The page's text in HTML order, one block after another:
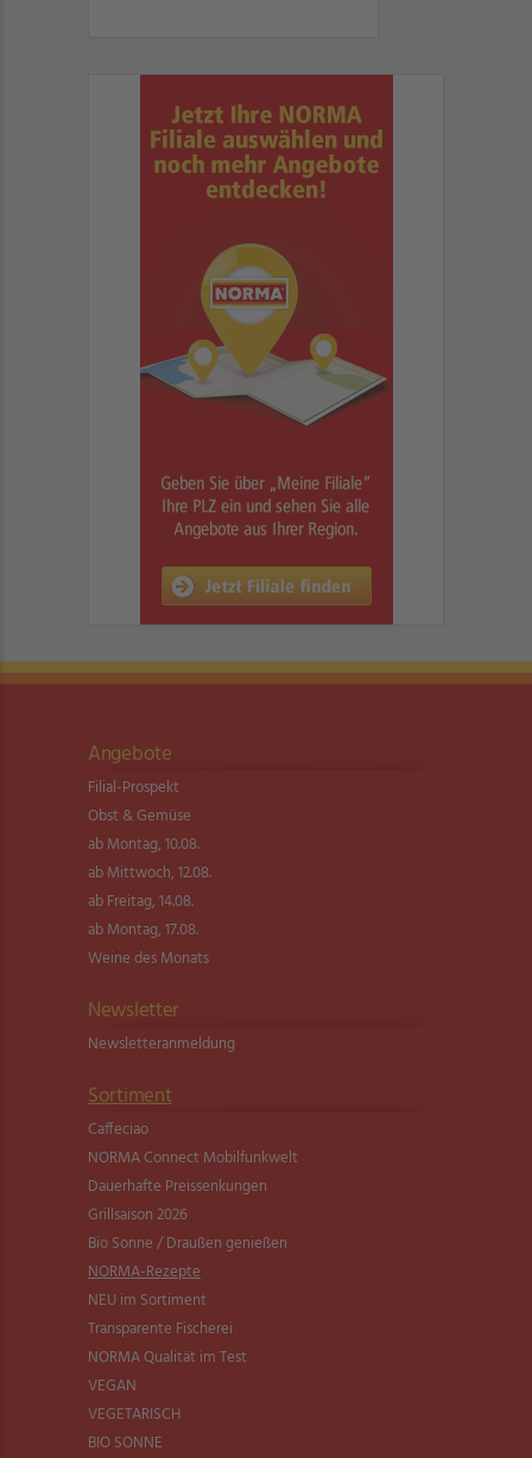
Angebote
Filial-Prospekt
Obst & Gemüse
ab Montag, 10.08.
ab Mittwoch, 12.08.
ab Freitag, 14.08.
ab Montag, 17.08.
Weine des Monats
Newsletter
Newsletter­anmeldung
Sortiment
Caffeciao
NORMA Connect Mobilfunkwelt
Dauerhafte Preissenkungen
Grillsaison 2026
Bio Sonne / Draußen genießen
NORMA-Rezepte
NEU im Sortiment
Transparente Fischerei
NORMA Qualität im Test
VEGAN
VEGETARISCH
BIO SONNE